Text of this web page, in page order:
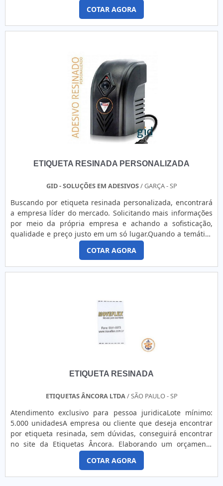
qualidade e preço justo em um só lugar.DIFERENCIAIS
IMPORTANTES DE ETIQUETA RESINADA PARA MÓVEISQuem
quer achar etiqueta resinada para móveis em uma empresa
comprometida com seus serviços, acha a GID - Soluções em
COTAR AGORA
ETIQUETA RESINADA PERSONALIZADA
GID - SOLUÇÕES EM ADESIVOS/ GARÇA - SP
Buscando por etiqueta resinada personalizada, encontrará
a empresa líder do mercado. Solicitando mais informações
por meio da própria empresa e achando a sofisticação,
qualidade e preço justo em um só lugar.Quando a temática
é etiqueta resinada personalizada, com os melhores
profissionais da GID - Soluções em Adesivos irá encontrar
assertividade com revolução no critério de adesivos.MAIS
SOBRE ETIQUETA RESINADA PERSONALIZADAA GID - Solu...
COTAR AGORA
ETIQUETA RESINADA
ETIQUETAS ÂNCORA LTDA/ SÃO PAULO - SP
Atendimento exclusivo para pessoa juridicaLote mínimo:
5.000 unidadesA empresa ou cliente que deseja encontrar
por etiqueta resinada, sem dúvidas, conseguirá encontrar
no site da Etiquetas Âncora. Elaborando um orçamento
detalhado por meio da plataforma de divulgação das
indústrias e conhecendo a líder do mercado, a aquisição é
mais assertiva.Quando a questão é etiqueta resinada, com
COTAR AGORA